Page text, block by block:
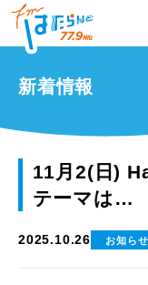
新着情報
11月2(日)
テーマは…
2025.10.26 お知らせ